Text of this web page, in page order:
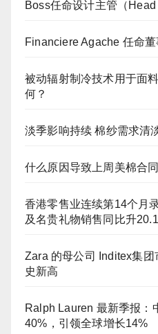
Boss任命设计主管（Head
Financiere Agache 任命
被动辐射制冷技术用于面
何？
淡季影响持续 棉纱需求清
什么原因导致上周美棉合
香港零售业连续第14个月
及名贵礼物销售同比升
Zara 的母公司 Inditex集
史新高
Ralph Lauren 最新季报：
40%，引领全球增长14%